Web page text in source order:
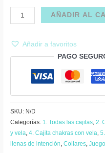
Cajita
collar
pulsera
chakras
cuarzo
rosa
y
vela
cantidad
AÑADIR AL
Añadir a favoritos
PAGO
SKU: N/D
Categorías: 1. Todas las cajitas,2.
y vela,4. Cajita chakras con vela,
llenas de intención,Collares,